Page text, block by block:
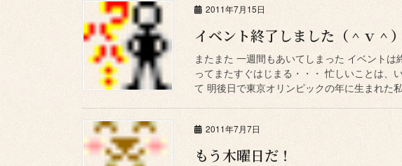
2011年7月15日
イベント終了しました（＾ｖ＾）
またまた 一週間もあいてしまった イベント
ってまたすぐはじまる・・・ 忙しいことは、
て 明後日で東京オリンピックの年に生まれた
2011年7月7日
もう木曜日だ！